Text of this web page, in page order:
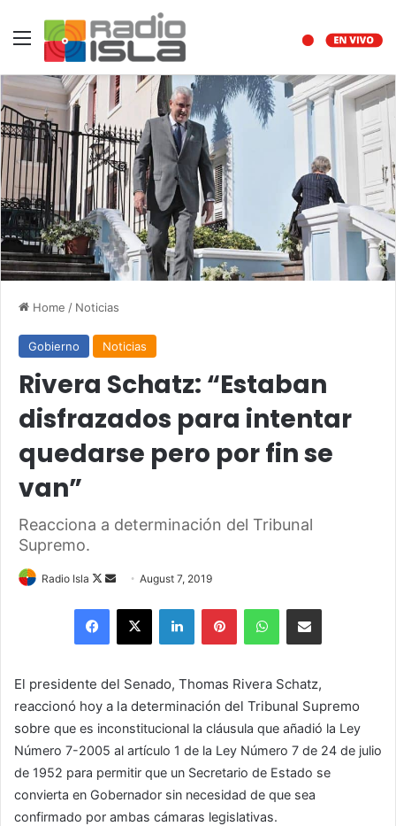
Menu
Home / Noticias
Gobierno Noticias
Rivera Schatz: “Estaban
disfrazados para intentar
quedarse pero por fin se
van”
Reacciona a determinación del Tribunal
Supremo.
Radio Isla
Follow
Send
email
August 7, 2019
Facebook
X LinkedInPinterestWhatsAppShare via Email
El presidente del Senado, Thomas Rivera Schatz,
reaccionó hoy a la determinación del Tribunal Supremo
sobre que es inconstitucional la cláusula que añadió la Ley
Número 7-2005 al artículo 1 de la Ley Número 7 de 24 de julio
de 1952 para permitir que un Secretario de Estado se
convierta en Gobernador sin necesidad de que sea
confirmado por ambas cámaras legislativas.